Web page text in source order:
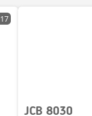
17
JCB 8030